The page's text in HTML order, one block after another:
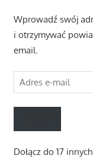
Wprowadź swój
i otrzymywać
email.
Adres
e-
mail
Dołącz do 17